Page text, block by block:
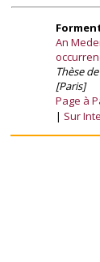
An
Thèse
[Paris]
Page à
Sur